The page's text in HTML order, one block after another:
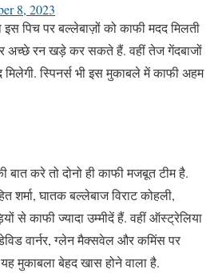
8, 2023
पिच पर बल्लेबाज़ों को काफी मदद मिलती
अच्छे रन खड़े कर सकते हैं. वहीं तेज गेंदबाजों
स्पिनर्स भी इस मुकाबले में काफी अहम
करे तो दोनो ही काफी मजबूत टीम है.
शर्मा, घातक बल्लेबाज विराट कोहली,
से काफी ज्यादा उम्मीदें हैं. वहीं ऑस्ट्रेलिया
वार्नर, ग्लेन मैक्सवेल और कमिंस पर
मुकाबला बेहद खास होने वाला है.